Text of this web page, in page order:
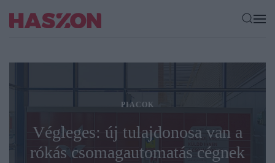
PIACOK
Végleges: új tulajdonosa van a
rókás csomagautomatás cégnek